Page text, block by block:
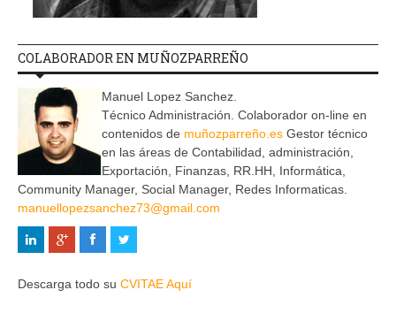
COLABORADOR EN MUÑOZPARREÑO
Manuel Lopez Sanchez.
Técnico Administración. Colaborador on-line en
contenidos de muñozparreño.es Gestor técnico
en las áreas de Contabilidad, administración,
Exportación, Finanzas, RR.HH, Informática,
Community Manager, Social Manager, Redes Informaticas.
manuellopezsanchez73@gmail.com
Descarga todo su CVITAE Aquí